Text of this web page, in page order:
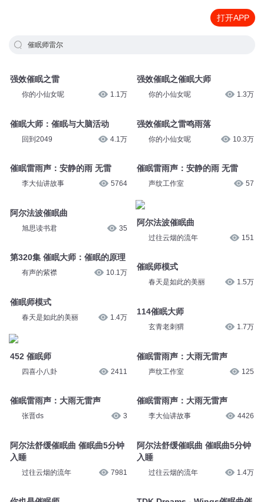
打开APP
催眠师雷尔
强效催眠之雷
你的小仙女呢 1.1万
催眠大师：催眠与大脑活动
回到2049 4.1万
催眠雷雨声：安静的雨 无雷
李大仙讲故事 5764
阿尔法波催眠曲
旭思读书君 35
第320集 催眠大师：催眠的原理
有声的紫襟 10.1万
催眠师模式
春天是如此的美丽 1.4万
452 催眠师
四喜小八卦 2411
催眠雷雨声：大雨无雷声
张晋ds 3
阿尔法舒缓催眠曲 催眠曲5分钟
入睡
过往云烟的流年 7981
强效催眠之催眠大师
你的小仙女呢 1.3万
强效催眠之雷鸣雨落
你的小仙女呢 10.3万
催眠雷雨声：安静的雨 无雷
声纹工作室 57
阿尔法波催眠曲
过往云烟的流年 151
催眠师模式
春天是如此的美丽 1.5万
114催眠大师
玄青老刺猬 1.7万
催眠雷雨声：大雨无雷声
声纹工作室 125
催眠雷雨声：大雨无雷声
李大仙讲故事 4426
阿尔法舒缓催眠曲 催眠曲5分钟
入睡
过往云烟的流年 1.4万